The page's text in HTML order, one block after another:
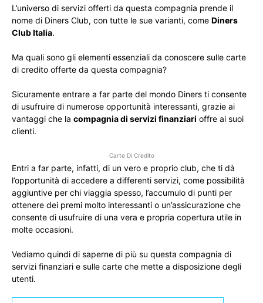
L’universo di servizi offerti da questa compagnia prende il
nome di Diners Club, con tutte le sue varianti, come Diners
Club Italia.
Ma quali sono gli elementi essenziali da conoscere sulle carte
di credito offerte da questa compagnia?
Sicuramente entrare a far parte del mondo Diners ti consente
di usufruire di numerose opportunità interessanti, grazie ai
vantaggi che la compagnia di servizi finanziari offre ai suoi
clienti.
Carte Di Credito
Entri a far parte, infatti, di un vero e proprio club, che ti dà
l’opportunità di accedere a differenti servizi, come possibilità
aggiuntive per chi viaggia spesso, l’accumulo di punti per
ottenere dei premi molto interessanti o un’assicurazione che
consente di usufruire di una vera e propria copertura utile in
molte occasioni.
Vediamo quindi di saperne di più su questa compagnia di
servizi finanziari e sulle carte che mette a disposizione degli
utenti.